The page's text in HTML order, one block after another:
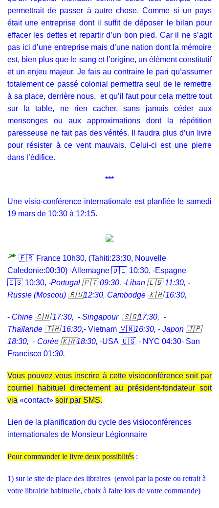
permettrait de passer à autre chose. Comme si un pays
était une entreprise dont il suffit de déposer le bilan pour
effacer les dettes et repartir d’un bon pied. Car il ne s’agit
pas ici d’une entreprise mais d’une nation dont la mémoire
est, bien plus que le sang et l’origine, un élément constitutif
et un enjeu majeur. Je fais au contraire le pari qu’assumer
totalement ce passé colonial permettra seul de le remettre
à sa place, derrière nous, et qu’il faut pour cela mettre tout
sur la table, ne rien cacher, sans jamais céder aux
mensonges ou aux approximations dont la répétition
paresseuse ne fait pas des vérités. Il faudra plus d’un livre
pour résister à ce vent mauvais. Celui-ci est une pierre
dans l’édifice.
***
Une visio-conférence internationale est planfiée le samedi
19 mars de 10:30 à 12:15.
🇫🇷 France 10h30, (Tahiti:23:30, Nouvelle
Caledonie:00:30) -Allemagne 🇩🇪 10:30, -Espagne
🇪🇸 10:30, -Portugal 🇵🇹09:30, -Liban 🇱🇧11:30, -
Russie (Moscou) 🇷🇺12:30, Cambodge 🇰🇭16:30,
- Chine 🇨🇳17:30, - Singapour 🇸🇬17:30, -
Thaïlande 🇹🇭16:30,- Vietnam 🇻🇳16:30, - Japon 🇯🇵
18:30, - Corée 🇰🇷18:30, -USA 🇺🇸 - NYC 04:30- San
Francisco 01:30.
Vous pouvez vous inscrire à cette visioconférence soit par
courriel habituel directement au président-fondateur soit
via «contact» soir par SMS.
Lien de la planification du cycle des visioconférences
internationales de Monsieur Légionnaire
Pour commander le livre deux possiblités :
1) sur le site de place des libraires (envoi par la poste ou retrait à
votre librairie habituelle, choix à faire lors de votre commande)